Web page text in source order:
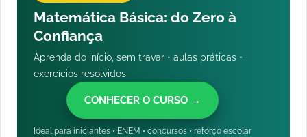
Matemática Básica: do Zero à
Confiança
Aprenda do início, sem travar • aulas práticas •
exercícios resolvidos
CONHECER O CURSO →
Ideal para iniciantes • ENEM • concursos • reforço escolar